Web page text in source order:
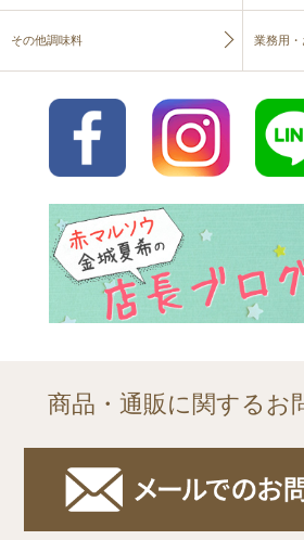
その他調味料 業務用・
商品・通販に関するお